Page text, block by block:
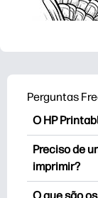
Perguntas
O HP
O HP
e
populares,
Preciso de
imprimir?
Pode